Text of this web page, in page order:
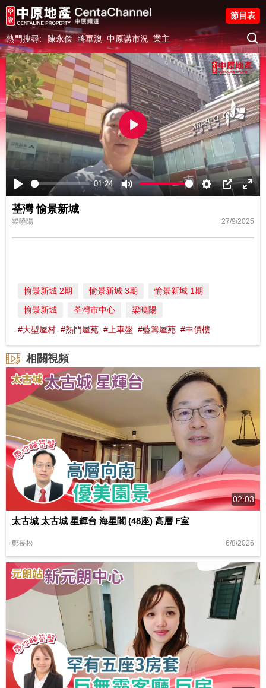
熱門搜尋: 陳永傑 將軍澳 中原講市況 業主
節目表
Play
01:24
Mute Settings
PIP
Play
荃灣 愉景新城
梁曉陽 27/9/2025
愉景新城 2期 愉景新城 3期
愉景新城 1期
愉景新城
荃灣市中心 梁曉陽
#大型屋村 #熱門屋苑 #上車盤 #藍籌屋苑 #中價樓
相關視頻
02:03
太古城 太古城 星輝台 海星閣 (48座) 高層 F室
鄭長松 6/8/2026